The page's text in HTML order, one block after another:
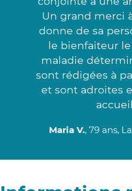
Un grand merci
donne de sa
le bienfaiteur
maladie
sont rédigées à
et sont adroites
Maria V., 79 ans,